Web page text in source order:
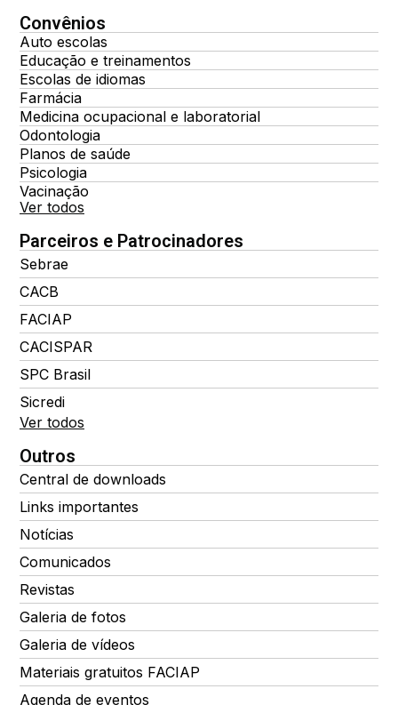
Convênios
Auto escolas
Educação e treinamentos
Escolas de idiomas
Farmácia
Medicina ocupacional e laboratorial
Odontologia
Planos de saúde
Psicologia
Vacinação
Ver todos
Parceiros e Patrocinadores
Sebrae
CACB
FACIAP
CACISPAR
SPC Brasil
Sicredi
Ver todos
Outros
Central de downloads
Links importantes
Notícias
Comunicados
Revistas
Galeria de fotos
Galeria de vídeos
Materiais gratuitos FACIAP
Agenda de eventos